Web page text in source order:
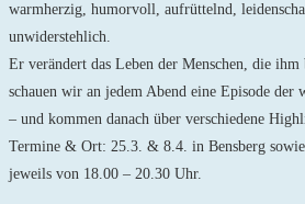
warmherzig, humorvoll, aufrüttelnd,
unwiderstehlich.
Er verändert das Leben der Menschen, die ihm
schauen wir an jedem Abend eine Episode
– und kommen danach über verschiedene
Termine & Ort: 25.3. & 8.4. in Bensberg
jeweils von 18.00 – 20.30 Uhr.